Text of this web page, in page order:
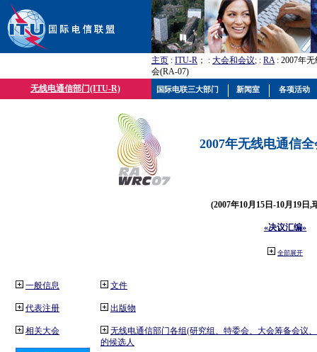
主页 : ITU-R ； : 大会和会议; : RA: 2007年
会(RA-07)
无线电通信部门(ITU-R)
2007年无线电通信
(2007年10月15日-10月19日,
«决议汇编»
全部展开
一般信息
代表注册
相关大会
文件
出版物
无线电通信部门各组(研究组、特委会、大会筹备会议
的候选人
国际电联三大部门 新闻室 各项活动